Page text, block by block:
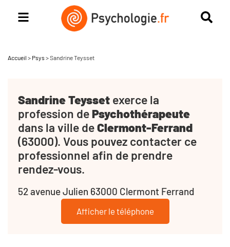
Accueil > Psys >Sandrine Teysset
Sandrine Teysset exerce la
profession dePsychothérapeute
dans la ville deClermont-Ferrand
(63000). Vous pouvez contacter ce
professionnel afin de prendre
rendez-vous.
52 avenue Julien 63000 Clermont Ferrand
Afficher le téléphone